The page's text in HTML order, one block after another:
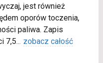
jest również
oporów toczenia,
paliwa. Zapis
7,5... zobacz całość